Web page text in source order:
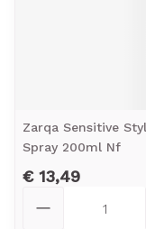
Zarqa Sensitive
Spray 200ml Nf
€ 13,49